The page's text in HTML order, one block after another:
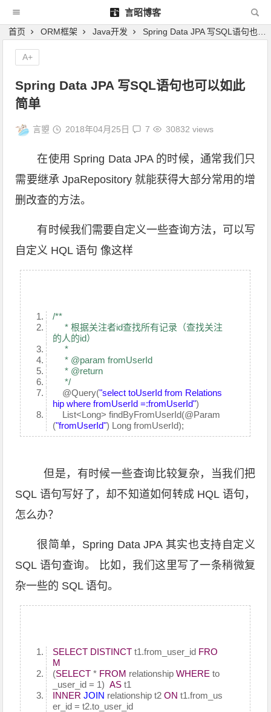
言昭博客
首页 ORM框架 Java开发 Spring Data JPA 写SQL语句也可以如此简单
Spring Data JPA 写SQL语句也可以如此
简单
言曌 2018年04月25日 7 30832 views
在使用 Spring Data JPA 的时候，通常我们只
需要继承 JpaRepository 就能获得大部分常用的增
删改查的方法。
有时候我们需要自定义一些查询方法，可以写
自定义 HQL 语句 像这样
/**
* 根据关注者id查找所有记录（查找关注
的人的id）
*
* @param fromUserId
* @return
*/
@Query("select toUserId from Relations
hip where fromUserId =:fromUserId")
List<Long> findByFromUserId(@Param
("fromUserId") Long fromUserId);
但是，有时候一些查询比较复杂，当我们把
SQL 语句写好了，却不知道如何转成 HQL 语句，
怎么办？
很简单，Spring Data JPA 其实也支持自定义
SQL 语句查询。 比如，我们这里写了一条稍微复
杂一些的 SQL 语句。
SELECT DISTINCT t1.from_user_id FRO
M
(SELECT * FROM relationshipWHERE to
_user_id = 1)AS t1
INNER JOIN relationship t2ON t1.from_us
er_id = t2.to_user_id
A+